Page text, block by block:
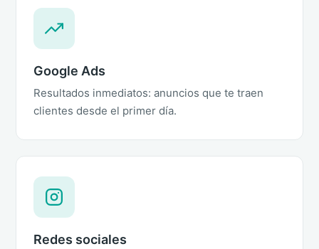
Google Ads
Resultados inmediatos: anuncios que te traen
clientes desde el primer día.
Redes sociales